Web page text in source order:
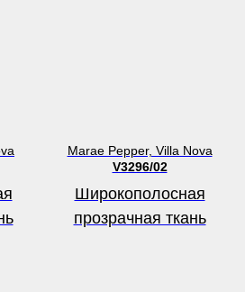
Marae Pepper, Villa Nova
V3296/02
Широкополосная
прозрачная ткань